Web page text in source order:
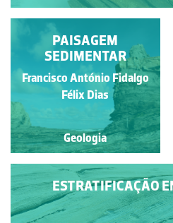
CAMADA A CAMADA
Francisco António Fidalgo
Félix Dias
Geologia
ESTRATIFICAÇÃO
PAISAGEM
SEDIMENTAR
Francisco António Fidalgo
Félix Dias
Geologia